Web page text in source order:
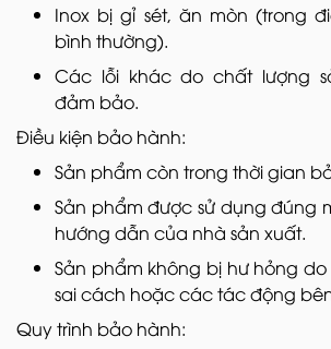
Inox bị gỉ sét, ăn mòn (trong
bình thường).
Các lỗi khác do chất lượng
đảm bảo.
Điều kiện bảo hành:
Sản phẩm còn trong thời gian
Sản phẩm được sử dụng đúng
hướng dẫn của nhà sản xuất.
Sản phẩm không bị hư hỏng
sai cách hoặc các tác động
Quy trình bảo hành: